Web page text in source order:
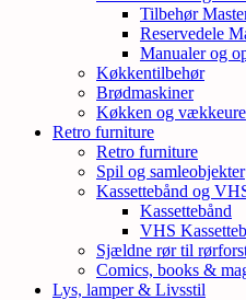
Tilbehør
Reservedele
Manualer og
Køkkentilbehør
Brødmaskiner
Køkken og vækkeure
Retro furniture
Retro furniture
Spil og samleobjekter
Kassettebånd og
Kassettebånd
VHS
Sjældne rør til
Comics, books &
Lys, lamper & Livsstil